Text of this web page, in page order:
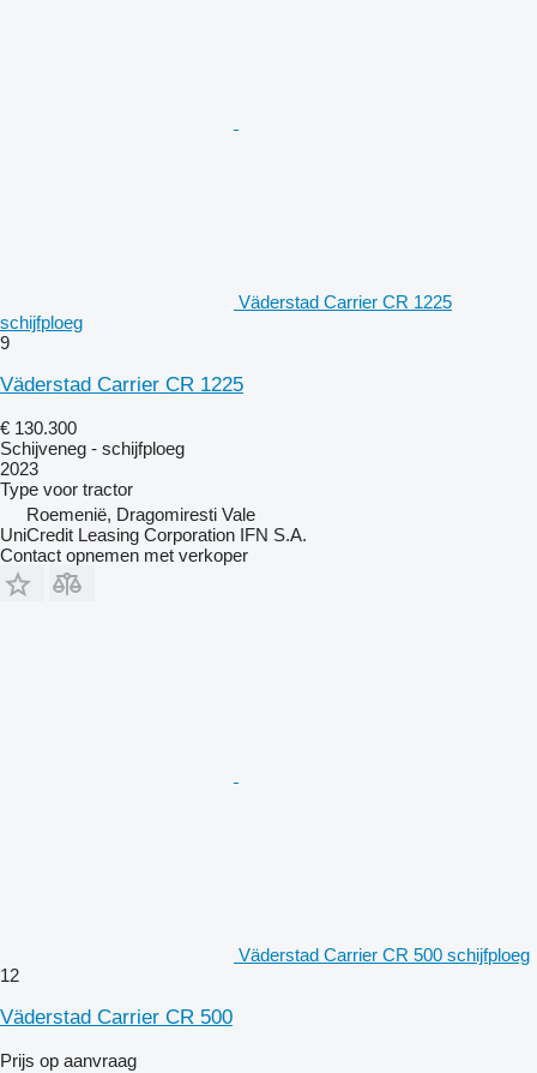
Väderstad Carrier CR 1225
schijfploeg
9
Väderstad Carrier CR 1225
€ 130.300
Schijveneg - schijfploeg
2023
Type voor tractor
Roemenië, Dragomiresti Vale
UniCredit Leasing Corporation IFN S.A.
Contact opnemen met verkoper
Väderstad Carrier CR 500 schijfploeg
12
Väderstad Carrier CR 500
Prijs op aanvraag